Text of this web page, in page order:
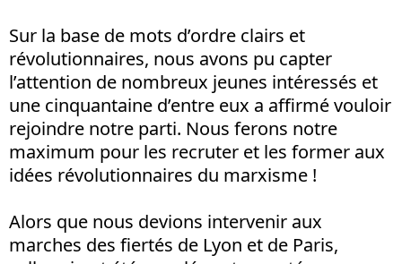
Sur la base de mots d’ordre clairs et
révolutionnaires, nous avons pu capter
l’attention de nombreux jeunes intéressés et
une cinquantaine d’entre eux a affirmé vouloir
rejoindre notre parti. Nous ferons notre
maximum pour les recruter et les former aux
idées révolutionnaires du marxisme !
Alors que nous devions intervenir aux
marches des fiertés de Lyon et de Paris,